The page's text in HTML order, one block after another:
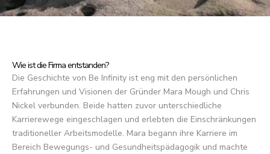
Wie ist die Firma entstanden?
Die Geschichte von Be Infinity ist eng mit den persönlichen
Erfahrungen und Visionen der Gründer Mara Mough und Chris
Nickel verbunden. Beide hatten zuvor unterschiedliche
Karrierewege eingeschlagen und erlebten die Einschränkungen
traditioneller Arbeitsmodelle. Mara begann ihre Karriere im
Bereich Bewegungs- und Gesundheitspädagogik und machte